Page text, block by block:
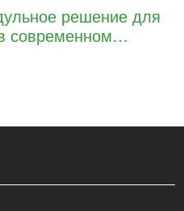
решение для
современном